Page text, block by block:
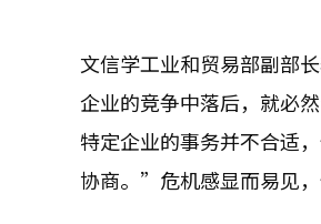
文信学工业和贸易部副部
企业的竞争中落后，就必
特定企业的事务并不合适
协商。”危机感显而易见